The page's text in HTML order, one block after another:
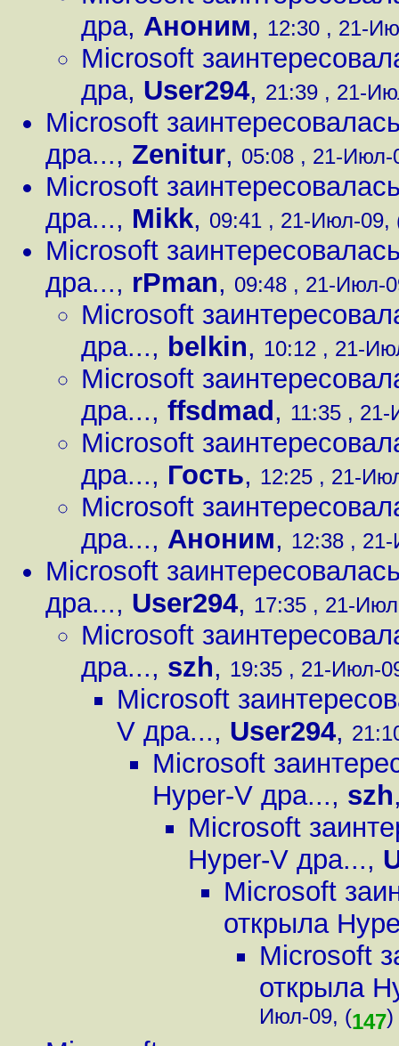
дра, Аноним, 12:30 , 21-
Microsoft
дра, User294, 21:39 , 21-
Microsoft
дра..., Zenitur, 05:08 , 21-Июл-
Microsoft
дра..., Mikk, 09:41 , 21-Июл-09,
Microsoft
дра..., rPman, 09:48 , 21-Июл-
Microsoft
дра..., belkin, 10:12 , 21-
Microsoft
дра..., ffsdmad , 11:35 ,
Microsoft
дра..., Гость, 12:25 , 21-
Microsoft
дра..., Аноним, 12:38 ,
Microsoft
дра..., User294, 17:35 , 21-
Microsoft
дра..., szh, 19:35 , 21-Июл-
Microsoft
V дра..., User294,
Microsoft
Hyper-V дра..., szh
Microsoft
Hyper-V дра...,
Microsoft
открыла
Microsoft
открыла
Июл-09, (147)